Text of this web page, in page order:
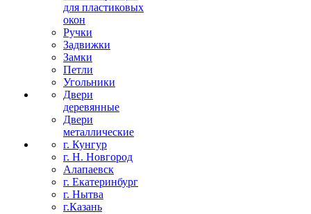
для пластиковых
окон
Ручки
Задвижки
Замки
Петли
Угольники
Двери
деревянные
Двери
металлические
г. Кунгур
г. Н. Новгород
Алапаевск
г. Екатеринбург
г. Нытва
г.Казань